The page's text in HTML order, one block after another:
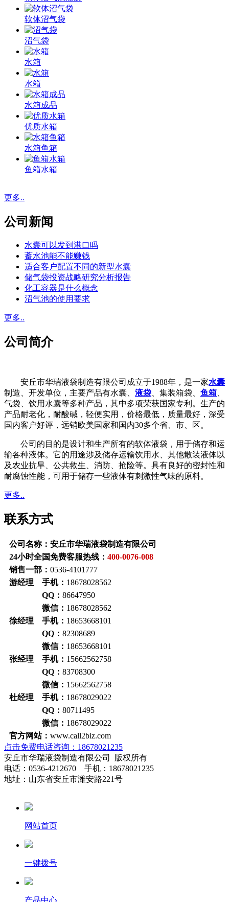
软体沼气袋
沼气袋
水箱
水箱
水箱成品
优质水箱
水箱鱼箱
鱼箱水箱
更多..
公司新闻
水囊可以发到港口吗
蓄水池能不能赚钱
适合客户配置不同的新型水囊
储气袋投资战略研究分析报告
化工容器是什么概念
沼气池的使用要求
更多..
公司简介
安丘市华瑞液袋制造有限公司成立于1988年，是一家水囊
制造、开发单位，主要产品有水囊、 液袋、集装箱袋、 鱼箱、
气袋、饮用水囊等多种产品，其中多项荣获国家专利。生产的
产品耐老化，耐酸碱，轻便实用，价格最低，质量最好，深受
国内客户好评，远销欧美国家和国内30多个省、市、区。
公司的目的是设计和生产所有的软体液袋，用于储存和运
输各种液体。它的用途涉及储存运输饮用水、其他散装液体以
及农业抗旱、公共救生、消防、抢险等。具有良好的密封性和
耐腐蚀性能，可用于储存一些液体有刺激性气味的原料。
更多..
联系方式
公司名称：安丘市华瑞液袋制造有限公司
24小时全国免费客服热线： 400-0076-008
销售一部： 0536-4101777
游经理 手机： 18678028562
QQ： 86647950
微信： 18678028562
徐经理 手机： 18653668101
QQ： 82308689
微信： 18653668101
张经理 手机： 15662562758
QQ： 83708300
微信： 15662562758
杜经理 手机： 18678029022
QQ： 80711495
微信： 18678029022
官方网站： www.call2biz.com
点击免费电话咨询：18678021235
安丘市华瑞液袋制造有限公司 版权所有
电话：0536-4212670 手机：18678021235
地址：山东省安丘市潍安路221号
网站首页
一键拨号